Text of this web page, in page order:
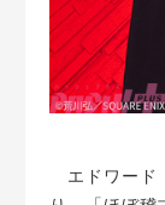
エドワード